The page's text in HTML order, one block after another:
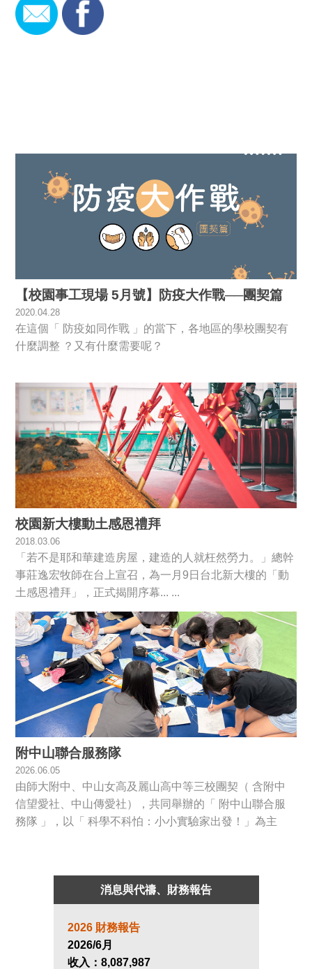
消息與代禱、財務報告
2026 財務報告
2026/6月
收入：8,087,987
【校園事工現場 5月號】防疫大作戰──團契篇
2020.04.28
在這個「 防疫如同作戰 」的當下，各地區的學校團契有
什麼調整 ？又有什麼需要呢？
校園新大樓動土感恩禮拜
2018.03.06
「若不是耶和華建造房屋，建造的人就枉然勞力。」總幹
事莊逸宏牧師在台上宣召，為一月9日台北新大樓的「動
土感恩禮拜」，正式揭開序幕... ...
附中山聯合服務隊
2026.06.05
由師大附中、中山女高及麗山高中等三校團契（ 含附中
信望愛社、中山傳愛社），共同舉辦的「 附中山聯合服
務隊 」，以「 科學不科怕：小小實驗家出發！」為主
驗，引導小朋友深入學習體驗並激發實驗精神...